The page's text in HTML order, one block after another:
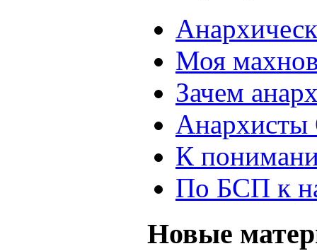
Моя
Зачем
Анархисты
К
По БСП к
Новые